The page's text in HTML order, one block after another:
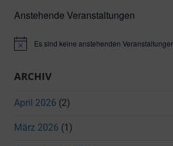
Anstehende Veranstaltungen
HinweisEs sind keine anstehenden
ARCHIV
April 2026 (2)
März 2026 (1)